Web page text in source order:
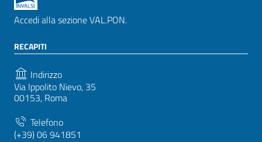
Accedi alla sezione VAL.PON.
RECAPITI
Indirizzo
Via Ippolito Nievo, 35
00153, Roma
Telefono
(+39) 06 941851